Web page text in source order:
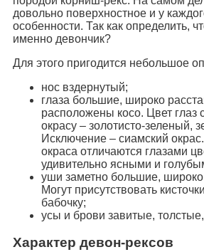
довольно поверхностное и у
особенности. Так как определить,
именно девончик?
Для этого пригодится небольшое
нос вздернутый;
глаза большие, широко
расположены косо. Цвет глаз
окрасу – золотисто-зеленый,
Исключение – сиамский
окраса отличаются глазами
удивительно ясными и
уши заметно большие,
Могут присутствовать
бабочку;
усы и брови завитые,
Характер девон-рексов